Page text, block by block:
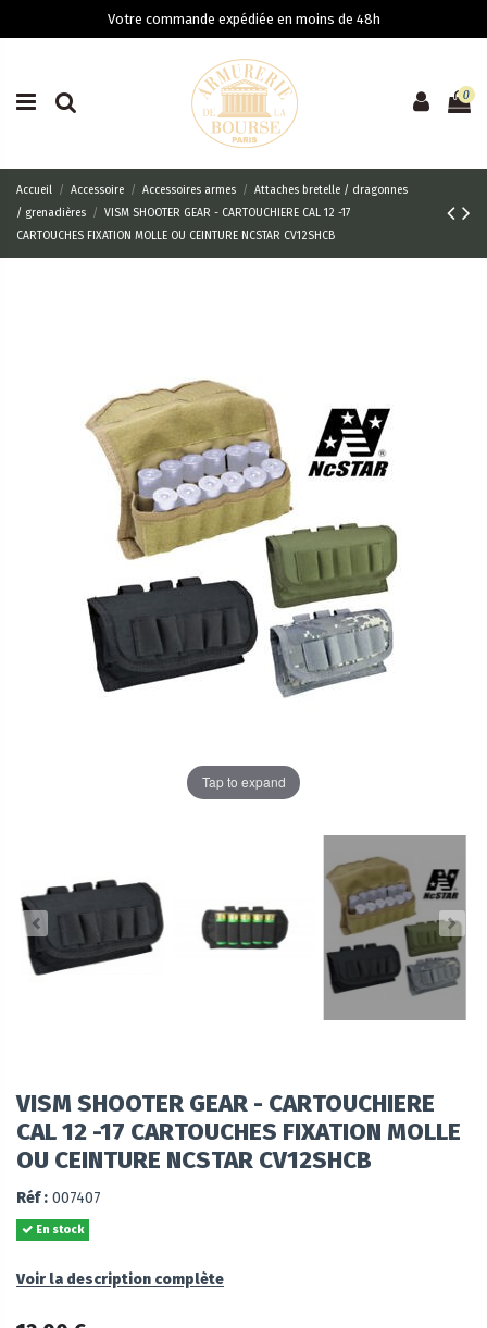
Votre commande expédiée en moins de 48h
0
Accueil Accessoire Accessoires armes
Attaches bretelle / dragonnes
/ grenadières
VISM SHOOTER GEAR - CARTOUCHIERE CAL 12 -17
CARTOUCHES FIXATION MOLLE OU CEINTURE NCSTAR CV12SHCB
Tap to expand
VISM SHOOTER GEAR - CARTOUCHIERE
CAL 12 -17 CARTOUCHES FIXATION MOLLE
OU CEINTURE NCSTAR CV12SHCB
Réf : 007407
En stock
Voir la description complète